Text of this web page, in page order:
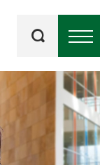
kluczowe